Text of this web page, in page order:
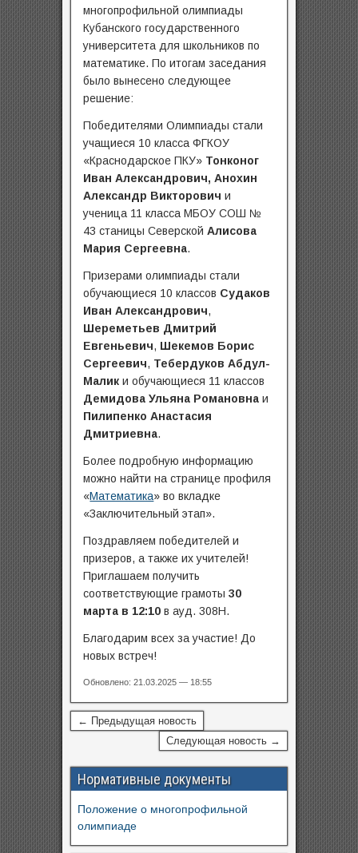
многопрофильной олимпиады
Кубанского государственного
университета для школьников по
математике. По итогам заседания
было вынесено следующее
решение:
Победителями Олимпиады стали
учащиеся 10 класса ФГКОУ
«Краснодарское ПКУ» Тонконог
Иван Александрович, Анохин
Александр Викторович и
ученица 11 класса МБОУ СОШ №
43 станицы СеверскойАлисова
Мария Сергеевна.
Призерами олимпиады стали
обучающиеся 10 классов Судаков
Иван Александрович,
Шереметьев Дмитрий
Евгеньевич, Шекемов Борис
Сергеевич, Тебердуков Абдул-
Малик и обучающиеся 11 классов
Демидова Ульяна Романовна и
Пилипенко Анастасия
Дмитриевна.
Более подробную информацию
можно найти на странице профиля
«Математика» во вкладке
«Заключительный этап».
Поздравляем победителей и
призеров, а также их учителей!
Приглашаем получить
соответствующие грамоты30
марта в 12:10 в ауд. 308Н.
Благодарим всех за участие! До
новых встреч!
Обновлено: 21.03.2025 — 18:55
← Предыдущая новость
Следующая новость →
Нормативные документы
Положение о многопрофильной
олимпиаде